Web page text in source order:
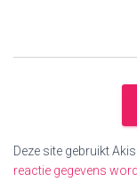
Deze site gebruikt
reactie gegevens